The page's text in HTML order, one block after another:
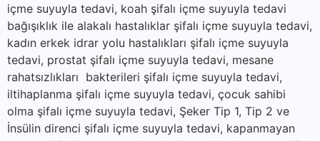
içme suyuyla tedavi, koah şifalı içme suyuyla tedavi
bağışıklık ile alakalı hastalıklar şifalı içme suyuyla tedavi,
kadın erkek idrar yolu hastalıkları şifalı içme suyuyla
tedavi, prostat şifalı içme suyuyla tedavi, mesane
rahatsızlıkları bakterileri şifalı içme suyuyla tedavi,
iltihaplanma şifalı içme suyuyla tedavi, çocuk sahibi
olma şifalı içme suyuyla tedavi, Şeker Tip 1, Tip 2 ve
İnsülin direnci şifalı içme suyuyla tedavi, kapanmayan